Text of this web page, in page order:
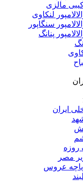
مالزی
لنکاوی
سنگاپور
پنانگ
ایران
روزه
مصر
عروس